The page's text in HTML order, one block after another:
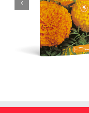
Tagete Alto Doble
Variado – 3 g